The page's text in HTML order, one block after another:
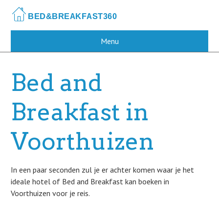
main
Menu
Bed and
Breakfast in
Voorthuizen
In een paar seconden zul je er achter komen waar je het
ideale hotel of Bed and Breakfast kan boeken in
Voorthuizen voor je reis.